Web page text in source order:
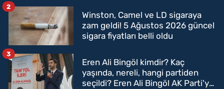
Winston, Camel ve LD sigaraya
zam geldi! 5 Ağustos 2026 güncel
sigara fiyatları belli oldu
2
Eren Ali Bingöl kimdir? Kaç
yaşında, nereli, hangi partiden
seçildi? Eren Ali Bingöl AK Parti'ye
3